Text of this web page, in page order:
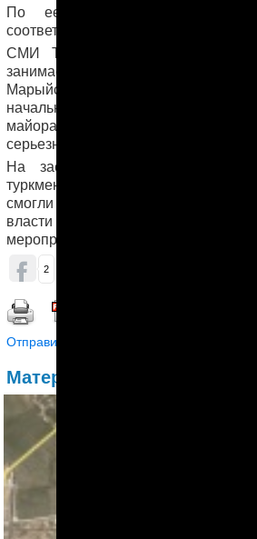
По ее словам, виновные в
соответствующее наказание,
СМИ Туркменистана сообщили
занимаемых должностей
Марыйского велаята
начальника управлении полиции
майора
с
серьезные недостатки в работе».
На заседании Комитета ООН
туркменские чиновники,
смогли дать конкретный ответ на
власти Туркменистана
мероприятия, сообщает RFE/RL.
2
Отправить другу
Материалы по теме: